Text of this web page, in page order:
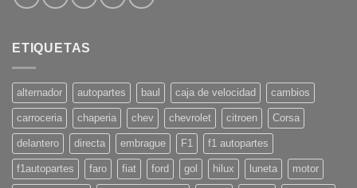
ETIQUETAS
alternador autopartes baul caja de velocidad cambios
carroceria chaperia chev chevrolet citroen Corsa
delantero directa embrague F1 f1 autopartes
f1autopartes faro fiat ford gol hilux luneta motor